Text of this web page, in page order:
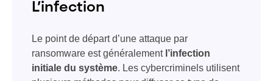
L’infection
Le point de départ d’une attaque par
ransomware est généralement l’infection
initiale du système. Les cybercriminels utilisent